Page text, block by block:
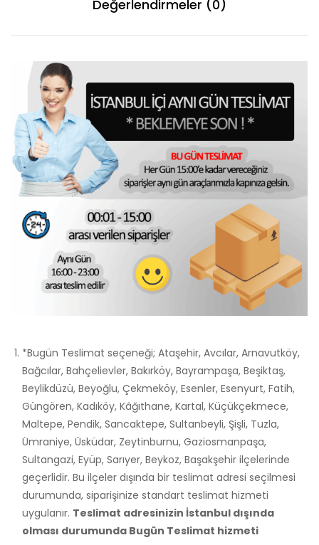
Değerlendirmeler (0)
*Bugün Teslimat seçeneği; Ataşehir, Avcılar, Arnavutköy,
Bağcılar, Bahçelievler, Bakırköy, Bayrampaşa, Beşiktaş,
Beylikdüzü, Beyoğlu, Çekmeköy, Esenler, Esenyurt, Fatih,
Güngören, Kadıköy, Kâğıthane, Kartal, Küçükçekmece,
Maltepe, Pendik, Sancaktepe, Sultanbeyli, Şişli, Tuzla,
Ümraniye, Üsküdar, Zeytinburnu, Gaziosmanpaşa,
Sultangazi, Eyüp, Sarıyer, Beykoz, Başakşehir ilçelerinde
geçerlidir. Bu ilçeler dışında bir teslimat adresi seçilmesi
durumunda, siparişinize standart teslimat hizmeti
uygulanır. Teslimat adresinizin İstanbul dışında
olması durumunda Bugün Teslimat hizmeti